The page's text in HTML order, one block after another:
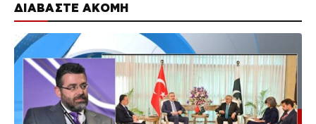
ΔΙΑΒΑΣΤΕ ΑΚΟΜΗ